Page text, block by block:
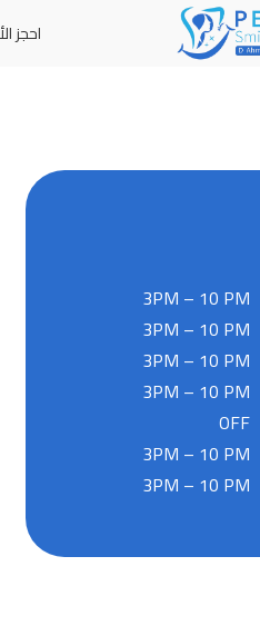
احجز
3PM – 10 PM
3PM – 10 PM
3PM – 10 PM
3PM – 10 PM
OFF
3PM – 10 PM
3PM – 10 PM